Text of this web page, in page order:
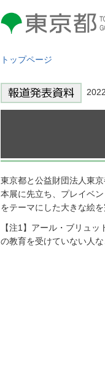
東京都 TOKYO
GOVERNMENT
トップページ
東京都と公益財団法人東
本展に先立ち、プレイベ
をテーマにした大きな絵
【注1】アール・ブリュ
の教育を受けていない人